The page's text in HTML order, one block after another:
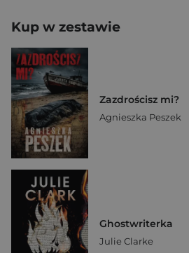
Kup w zestawie
Zazdrościsz mi?
Agnieszka Peszek
Ghostwriterka
Julie Clarke